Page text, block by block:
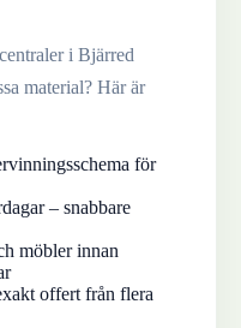
i Bjärred
material? Här är
för
– snabbare
möbler innan
offert från flera